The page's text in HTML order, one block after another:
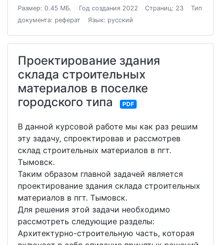
Размер: 0.45 МБ. Год создания 2022 Страниц: 23
Тип
документа: реферат
Язык: русский
Проектирование здания
склада строительных
материалов в поселке
городского типа
PDF
В данной курсовой работе мы как раз решим
эту задачу, спроектировав и рассмотрев
склад строительных материалов в пгт.
Тымовск.
Таким образом главной задачей является
проектирование здания склада строительных
материалов в пгт. Тымовск.
Для решения этой задачи необходимо
рассмотреть следующие разделы:
Архитектурно-строительную часть, которая